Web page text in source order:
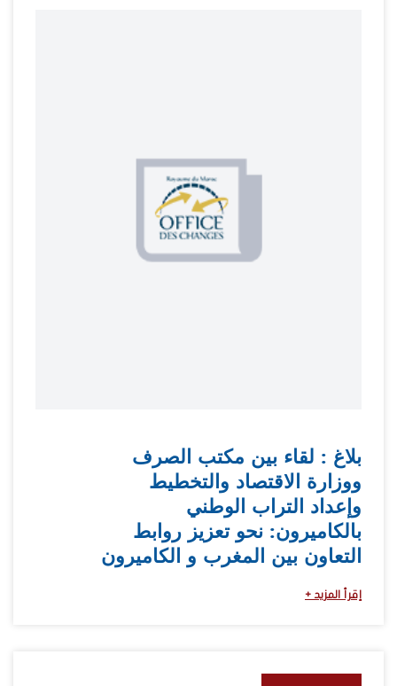
بلاغ : لقاء بين مكتب الصرف
ووزارة الاقتصاد والتخطيط
وإعداد التراب الوطني
بالكاميرون: نحو تعزيز روابط
التعاون بين المغرب و الكاميرون
إقرأ المزيد +